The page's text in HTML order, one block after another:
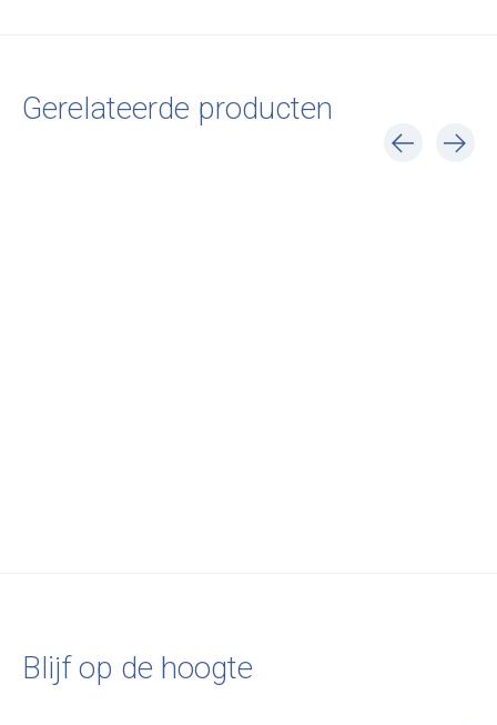
Gerelateerde producten
Blijf op de hoogte